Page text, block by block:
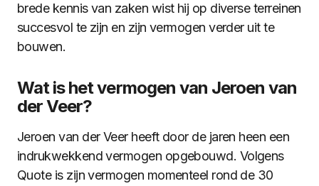
brede kennis van zaken wist hij op diverse terreinen
succesvol te zijn en zijn vermogen verder uit te
bouwen.
Wat is het vermogen van Jeroen van
der Veer?
Jeroen van der Veer heeft door de jaren heen een
indrukwekkend vermogen opgebouwd. Volgens
Quote is zijn vermogen momenteel rond de 30